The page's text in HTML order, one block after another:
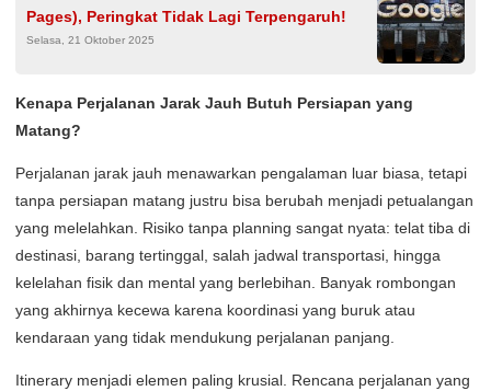
Pages), Peringkat Tidak Lagi Terpengaruh!
Selasa, 21 Oktober 2025
Kenapa Perjalanan Jarak Jauh Butuh Persiapan yang
Matang?
Perjalanan jarak jauh menawarkan pengalaman luar biasa, tetapi
tanpa persiapan matang justru bisa berubah menjadi petualangan
yang melelahkan. Risiko tanpa planning sangat nyata: telat tiba di
destinasi, barang tertinggal, salah jadwal transportasi, hingga
kelelahan fisik dan mental yang berlebihan. Banyak rombongan
yang akhirnya kecewa karena koordinasi yang buruk atau
kendaraan yang tidak mendukung perjalanan panjang.
Itinerary menjadi elemen paling krusial. Rencana perjalanan yang